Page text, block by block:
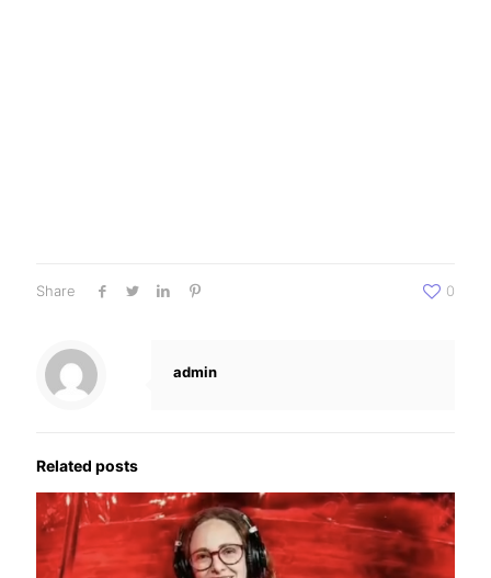
Share 0
admin
Related posts